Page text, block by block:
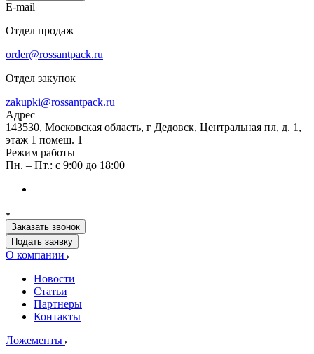
E-mail
Отдел продаж
order@rossantpack.ru
Отдел закупок
zakupki@rossantpack.ru
Адрес
143530, Московская область, г Дедовск, Центральная пл, д. 1,
этаж 1 помещ. 1
Режим работы
Пн. – Пт.: с 9:00 до 18:00
Заказать звонок
Подать заявку
О компании
Новости
Статьи
Партнеры
Контакты
Ложементы